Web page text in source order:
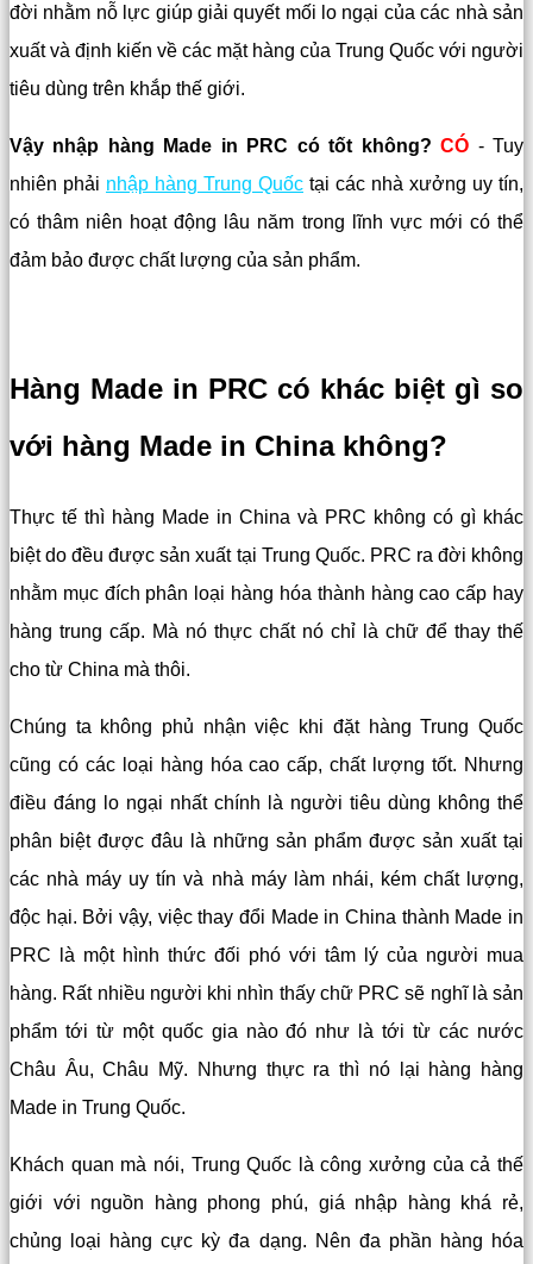
đời nhằm nỗ lực giúp giải quyết mối lo ngại của các nhà sản
xuất và định kiến về các mặt hàng của Trung Quốc với người
tiêu dùng trên khắp thế giới.
Vậy nhập hàng Made in PRC có tốt không? CÓ - Tuy
nhiên phải nhập hàng Trung Quốc tại các nhà xưởng uy tín,
có thâm niên hoạt động lâu năm trong lĩnh vực mới có thể
đảm bảo được chất lượng của sản phẩm.
Hàng Made in PRC có khác biệt gì so
với hàng Made in China không?
Thực tế thì hàng Made in China và PRC không có gì khác
biệt do đều được sản xuất tại Trung Quốc. PRC ra đời không
nhằm mục đích phân loại hàng hóa thành hàng cao cấp hay
hàng trung cấp. Mà nó thực chất nó chỉ là chữ để thay thế
cho từ China mà thôi.
Chúng ta không phủ nhận việc khi đặt hàng Trung Quốc
cũng có các loại hàng hóa cao cấp, chất lượng tốt. Nhưng
điều đáng lo ngại nhất chính là người tiêu dùng không thể
phân biệt được đâu là những sản phẩm được sản xuất tại
các nhà máy uy tín và nhà máy làm nhái, kém chất lượng,
độc hại. Bởi vậy, việc thay đổi Made in China thành Made in
PRC là một hình thức đối phó với tâm lý của người mua
hàng. Rất nhiều người khi nhìn thấy chữ PRC sẽ nghĩ là sản
phẩm tới từ một quốc gia nào đó như là tới từ các nước
Châu Âu, Châu Mỹ. Nhưng thực ra thì nó lại hàng hàng
Made in Trung Quốc.
Khách quan mà nói, Trung Quốc là công xưởng của cả thế
giới với nguồn hàng phong phú, giá nhập hàng khá rẻ,
chủng loại hàng cực kỳ đa dạng. Nên đa phần hàng hóa